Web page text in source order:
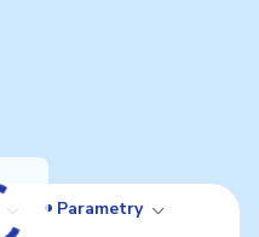
Parametry